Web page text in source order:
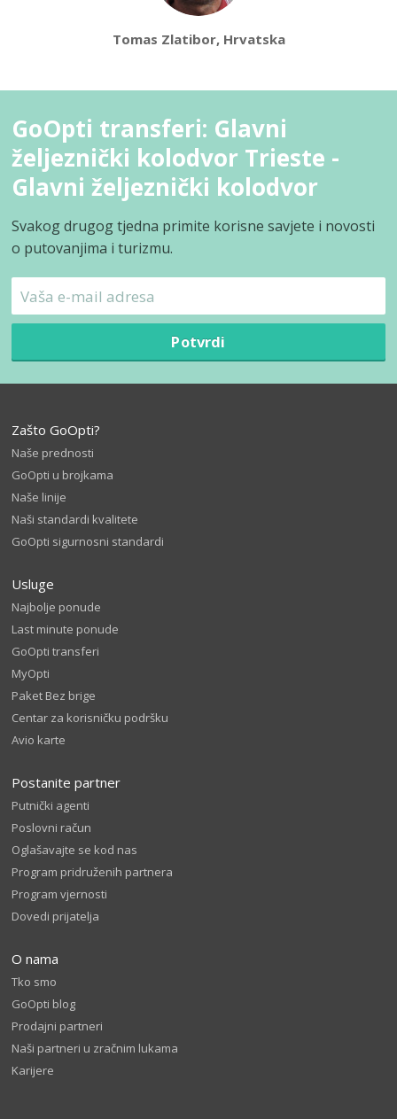
Tomas Zlatibor, Hrvatska
GoOpti transferi: Glavni
željeznički kolodvor Trieste -
Glavni željeznički kolodvor
Svakog drugog tjedna primite korisne savjete i novosti
o putovanjima i turizmu.
Potvrdi
Zašto GoOpti?
Naše prednosti
GoOpti u brojkama
Naše linije
Naši standardi kvalitete
GoOpti sigurnosni standardi
Usluge
Najbolje ponude
Last minute ponude
GoOpti transferi
MyOpti
Paket Bez brige
Centar za korisničku podršku
Avio karte
Postanite partner
Putnički agenti
Poslovni račun
Oglašavajte se kod nas
Program pridruženih partnera
Program vjernosti
Dovedi prijatelja
O nama
Tko smo
GoOpti blog
Prodajni partneri
Naši partneri u zračnim lukama
Karijere